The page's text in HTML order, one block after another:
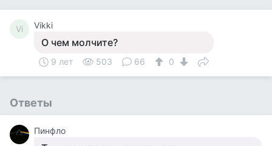
Vi Vikki
О чем молчите?
9 лет 503 66 0
Ответы
Пинфло